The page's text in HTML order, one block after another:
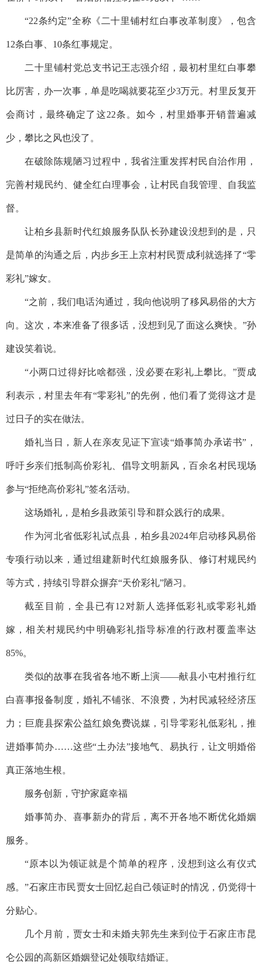
“22条约定”全称《二十里铺村红白事改革制度》，包含
12条白事、10条红事规定。
二十里铺村党总支书记王志强介绍，最初村里红白事攀
比厉害，办一次事，单是吃喝就要花至少3万元。村里反复开
会商讨，最终确定了这22条。如今，村里婚事开销普遍减
少，攀比之风也没了。
在破除陈规陋习过程中，我省注重发挥村民自治作用，
完善村规民约、健全红白理事会，让村民自我管理、自我监
督。
让柏乡县新时代红娘服务队队长孙建设没想到的是，只
是简单的沟通之后，内步乡王上京村村民贾成利就选择了“零
彩礼”嫁女。
“之前，我们电话沟通过，我向他说明了移风易俗的大方
向。这次，本来准备了很多话，没想到见了面这么爽快。”孙
建设笑着说。
“小两口过得好比啥都强，没必要在彩礼上攀比。”贾成
利表示，村里去年有“零彩礼”的先例，他们看了觉得这才是
过日子的实在做法。
婚礼当日，新人在亲友见证下宣读“婚事简办承诺书”，
呼吁乡亲们抵制高价彩礼、倡导文明新风，百余名村民现场
参与“拒绝高价彩礼”签名活动。
这场婚礼，是柏乡县政策引导和群众践行的成果。
作为河北省低彩礼试点县，柏乡县2024年启动移风易俗
专项行动以来，通过组建新时代红娘服务队、修订村规民约
等方式，持续引导群众摒弃“天价彩礼”陋习。
截至目前，全县已有12对新人选择低彩礼或零彩礼婚
嫁，相关村规民约中明确彩礼指导标准的行政村覆盖率达
85%。
类似的故事在我省各地不断上演——献县小屯村推行红
白喜事报备制度，婚礼不铺张、不浪费，为村民减轻经济压
力；巨鹿县探索公益红娘免费说媒，引导零彩礼低彩礼，推
进婚事简办……这些“土办法”接地气、易执行，让文明婚俗
真正落地生根。
服务创新，守护家庭幸福
婚事简办、喜事新办的背后，离不开各地不断优化婚姻
服务。
“原本以为领证就是个简单的程序，没想到这么有仪式
感。”石家庄市民贾女士回忆起自己领证时的情况，仍觉得十
分贴心。
几个月前，贾女士和未婚夫郭先生来到位于石家庄市昆
仑公园的高新区婚姻登记处领取结婚证。